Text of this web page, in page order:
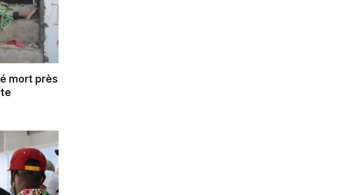
mort près